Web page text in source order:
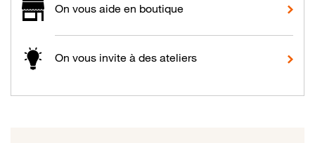
On vous aide en boutique
On vous invite à des ateliers